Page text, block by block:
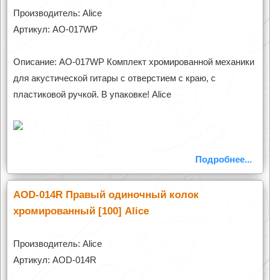
Производитель: Alice
Артикул: AO-017WP
Описание: AO-017WP Комплект хромированной механики
для акустической гитары с отверстием с краю, с
пластиковой ручкой. В упаковке! Alice
Подробнее...
AOD-014R Правый одиночный колок
хромированный [100] Alice
Производитель: Alice
Артикул: AOD-014R